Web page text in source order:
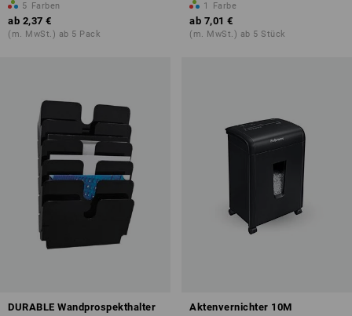
5 Farben
ab 2,37 €
(m. MwSt.) ab 5 Pack
1 Farbe
ab 7,01 €
(m. MwSt.) ab 5 Stück
DURABLE Wandprospekthalter Aktenvernichter 10M